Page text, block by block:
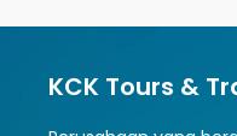
KCK Tours &